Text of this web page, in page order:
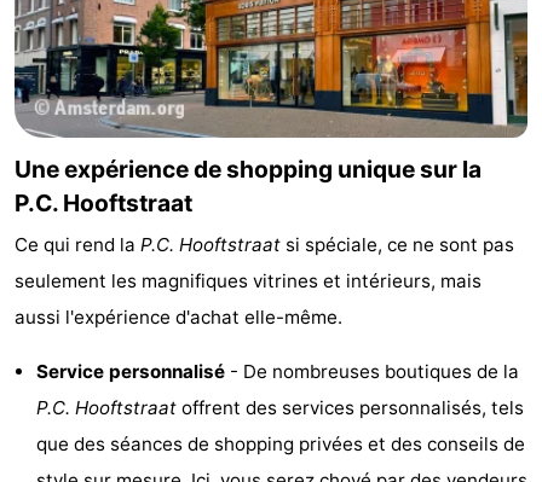
Une expérience de shopping unique sur la
P.C. Hooftstraat
Ce qui rend la P.C. Hooftstraat si spéciale, ce ne sont pas
seulement les magnifiques vitrines et intérieurs, mais
aussi l'expérience d'achat elle-même.
Service personnalisé - De nombreuses boutiques de la
P.C. Hooftstraat offrent des services personnalisés, tels
que des séances de shopping privées et des conseils de